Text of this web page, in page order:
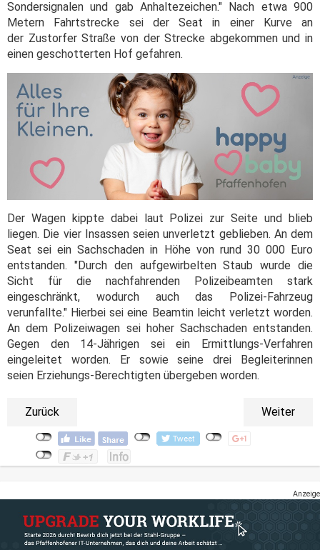
Sondersignalen und gab Anhaltezeichen." Nach etwa 900
Metern Fahrtstrecke sei der Seat in einer Kurve an
der Zustorfer Straße von der Strecke abgekommen und in
einen geschotterten Hof gefahren.
Der Wagen kippte dabei laut Polizei zur Seite und blieb
liegen. Die vier Insassen seien unverletzt geblieben. An dem
Seat sei ein Sachschaden in Höhe von rund 30 000 Euro
entstanden. "Durch den aufgewirbelten Staub wurde die
Sicht für die nachfahrenden Polizeibeamten stark
eingeschränkt, wodurch auch das Polizei-Fahrzeug
verunfallte." Hierbei sei eine Beamtin leicht verletzt worden.
An dem Polizeiwagen sei hoher Sachschaden entstanden.
Gegen den 14-Jährigen sei ein Ermittlungs-Verfahren
eingeleitet worden. Er sowie seine drei Begleiterinnen
seien Erziehungs-Berechtigten übergeben worden.
Zurück Weiter
Anzeige